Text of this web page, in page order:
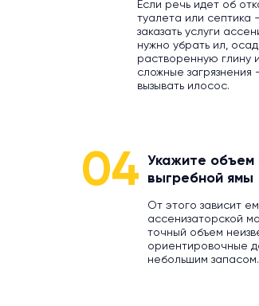
Если речь идет об
туалета или септика
заказать услуги
нужно убрать ил,
растворенную глину
сложные загрязнения
вызывать илосос.
04
Укажите объем
выгребной ямы
От этого зависит
ассенизаторской
точный объем
ориентировочные
небольшим запасом.